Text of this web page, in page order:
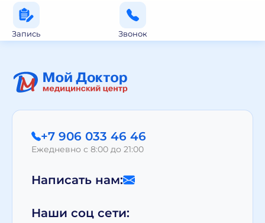
Запись Звонок
+7 906 033 46 46
Ежедневно с 8:00 до 21:00
Написать нам:
Наши соц сети: